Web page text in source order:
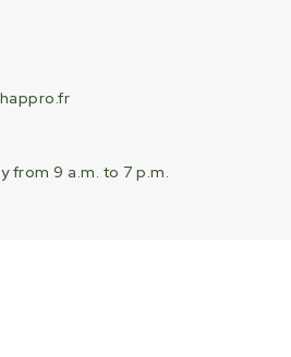
from 9 a.m. to 7 p.m.